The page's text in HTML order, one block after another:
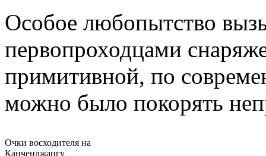
Особое любопытство
первопроходцами
примитивной, по
можно было покорять
Очки восходителя на
Канченджангу